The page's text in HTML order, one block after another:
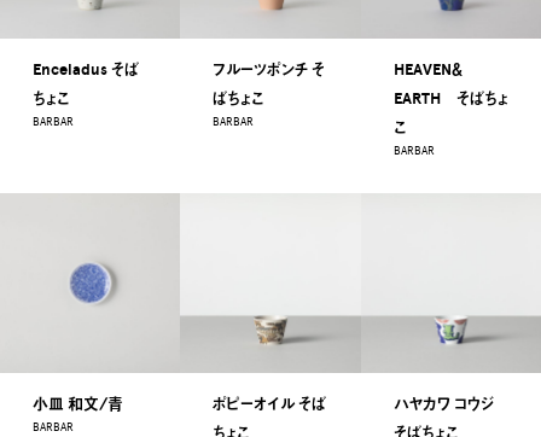
Enceladus そば
ちょこ
BARBAR
フルーツポンチ そ
ばちょこ
BARBAR
HEAVEN＆
EARTH そばちょ
こ
BARBAR
小皿 和文/青
BARBAR
ポピーオイル そば
ちょこ
ハヤカワ コウジ
そばちょこ